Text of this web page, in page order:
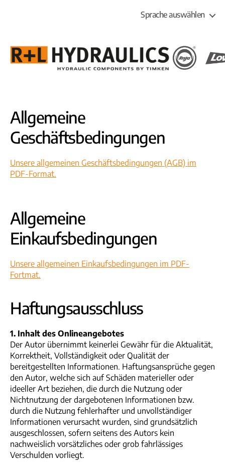
Sprache auswählen
Allgemeine
Geschäftsbedingungen
Unsere allgemeinen Geschäftsbedingungen (AGB) im
PDF-Format.
Allgemeine
Einkaufsbedingungen
Unsere allgemeinen Einkaufsbedingungen im PDF-
Fortmat.
Haftungsausschluss
1. Inhalt des Onlineangebotes
Der Autor übernimmt keinerlei Gewähr für die Aktualität,
Korrektheit, Vollständigkeit oder Qualität der
bereitgestellten Informationen. Haftungsansprüche gegen
den Autor, welche sich auf Schäden materieller oder
ideeller Art beziehen, die durch die Nutzung oder
Nichtnutzung der dargebotenen Informationen bzw.
durch die Nutzung fehlerhafter und unvollständiger
Informationen verursacht wurden, sind grundsätzlich
ausgeschlossen, sofern seitens des Autors kein
nachweislich vorsätzliches oder grob fahrlässiges
Verschulden vorliegt.